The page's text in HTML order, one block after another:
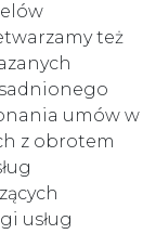
też
umów w
z obrotem
usług